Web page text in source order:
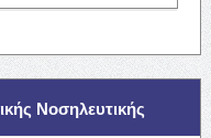
Νοσηλευτικής